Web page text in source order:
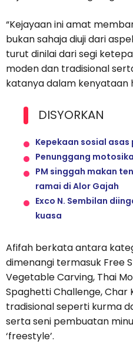
“Kejayaan ini amat
bukan sahaja diuji dari
turut dinilai dari segi
moden dan tradisional
katanya dalam kenyataan
DISYORKAN
Kepekaan sosial
Penunggang
PM singgah makan
ramai di Alor Gajah
Exco N. Sembilan
kuasa
Afifah berkata antara
dimenangi termasuk Free
Vegetable Carving, Thai
Spaghetti Challenge, Char
tradisional seperti kurma
serta seni pembuatan
‘freestyle’.